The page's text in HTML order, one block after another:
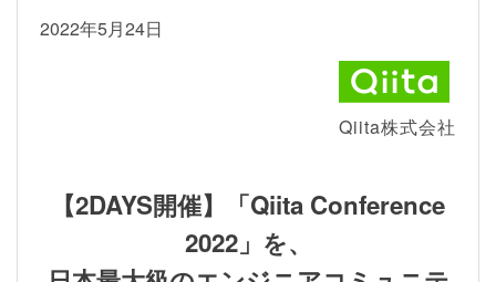
2022年5月24日
Qiita株式会社
【2DAYS開催】「Qiita Conference
2022」を、